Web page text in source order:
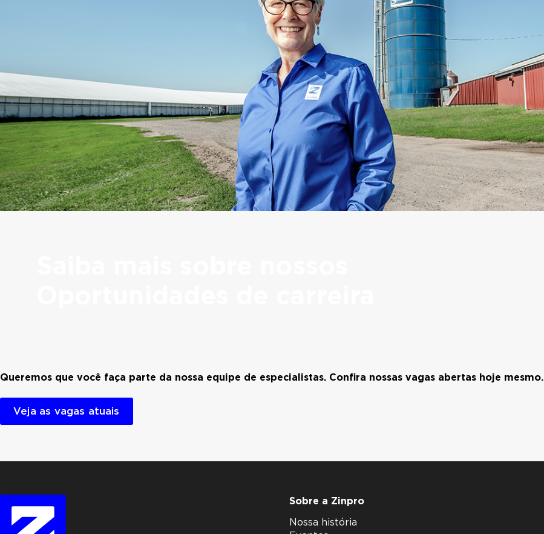
Queremos que você faça parte da nossa equipe de especialistas. Confira nossas vagas abertas hoje mesmo.
Veja as vagas atuais
Sobre a Zinpro
Nossa história